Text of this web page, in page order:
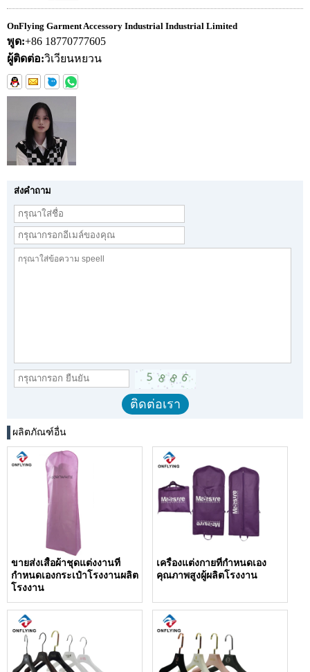
OnFlying Garment Accessory Industrial Industrial Limited
พูด:+86 18770777605
ผู้ติดต่อ:วิเวียนหยวน
ส่งคำถาม
ผลิตภัณฑ์อื่น
ขายส่งเสื้อผ้าชุดแต่งงานที่
กำหนดเองกระเป๋าโรงงานผลิต
โรงงาน
เครื่องแต่งกายที่กำหนดเอง
คุณภาพสูงผู้ผลิตโรงงาน